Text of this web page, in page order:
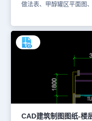
做法表、甲醇罐区平面图
也可以访问浩辰CAD官网
于商业用途。
CAD建筑制图图纸-楼